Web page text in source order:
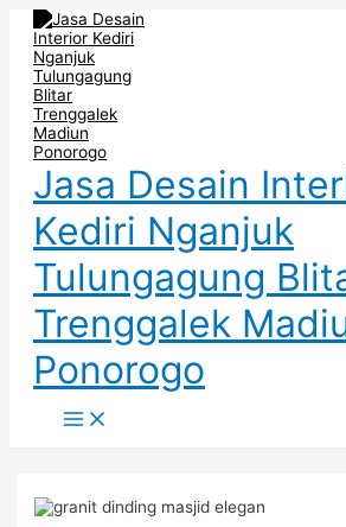
Skip
content
Jasa Desain
Kediri Nganjuk
Tulungagung
Trenggalek
Ponorogo
Menu
Post
navigation